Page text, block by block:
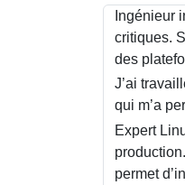
Ingénieur
critiques.
des
J’ai
qui m’a
Expert
permet